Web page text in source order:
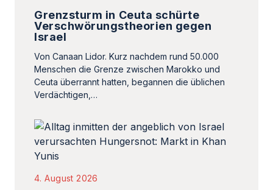
Grenzsturm in Ceuta schürte
Verschwörungstheorien gegen
Israel
Von Canaan Lidor. Kurz nachdem rund 50.000
Menschen die Grenze zwischen Marokko und
Ceuta überrannt hatten, begannen die üblichen
Verdächtigen,…
4. August 2026